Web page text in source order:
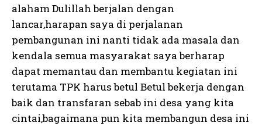
alaham Dulillah berjalan dengan
lancar,harapan saya di perjalanan
pembangunan ini nanti tidak ada masala dan
kendala semua masyarakat saya berharap
dapat memantau dan membantu kegiatan ini
terutama TPK harus betul Betul bekerja dengan
baik dan transfaran sebab ini desa yang kita
cintai,bagaimana pun kita membangun desa ini